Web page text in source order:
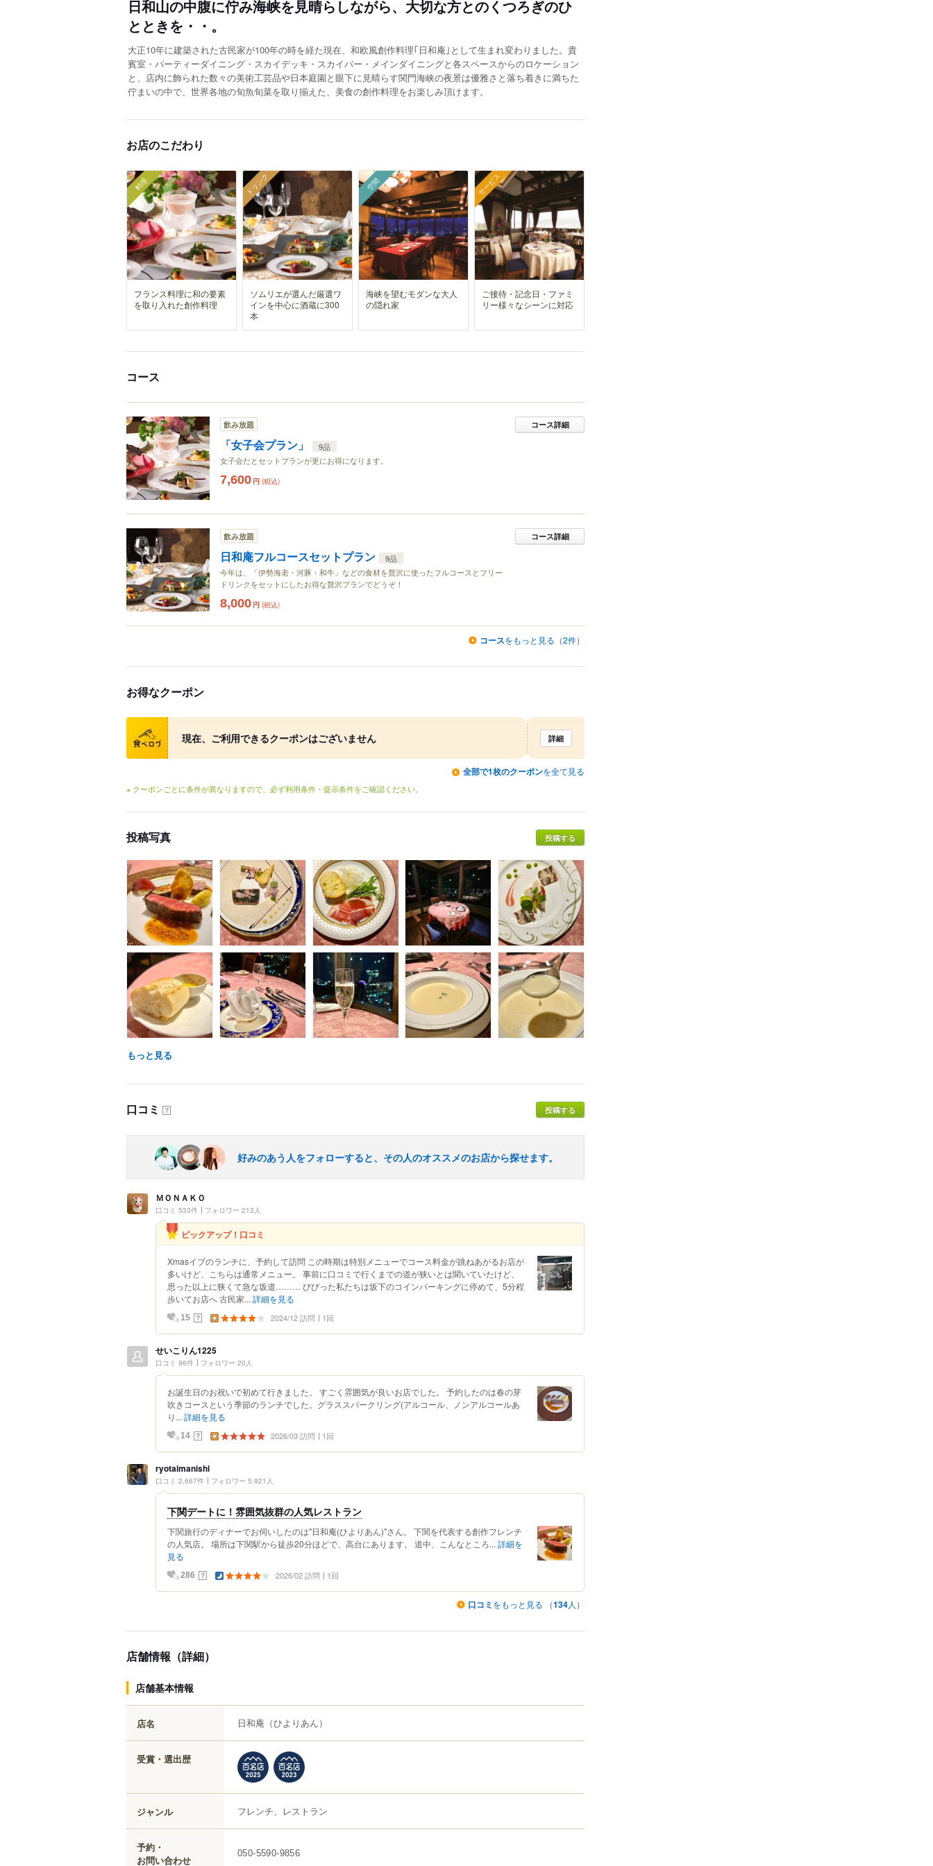
日和山の中腹に佇み海峡を見晴らしながら、大切な方とのくつろぎのひ
とときを・・。
大正10年に建築された古民家が100年の時を経た現在、和欧風創作料理｢日和庵｣として生まれ変わりました。貴
賓室・パーティーダイニング・スカイデッキ・スカイバー・メインダイニングと各スペースからのロケーション
と、店内に飾られた数々の美術工芸品や日本庭園と眼下に見晴らす関門海峡の夜景は優雅さと落ち着きに満ちた
佇まいの中で、世界各地の旬魚旬菜を取り揃えた、美食の創作料理をお楽しみ頂けます。
お店のこだわり
料理
フランス料理に和の要素
を取り入れた創作料理
ドリンク
ソムリエが選んだ厳選ワ
インを中心に酒蔵に300
本
空間
海峡を望むモダンな大人
の隠れ家
サービス
ご接待・記念日・ファミ
リー様々なシーンに対応
コース
飲み放題
「女子会プラン」
9品
女子会だとセットプランが更にお得になります。
コース詳細
7,600 円 (税込)
飲み放題
日和庵フルコースセットプラン
9品
今年は、「伊勢海老・河豚・和牛」などの食材を贅沢に使ったフルコースとフリー
ドリンクをセットにしたお得な贅沢プランでどうぞ！
コース詳細
8,000 円 (税込)
コースをもっと見る（2件）
お得なクーポン
クーポン
現在、ご利用できるクーポンはございません 詳細
全部で1枚のクーポンを全て見る
※ クーポンごとに条件が異なりますので、必ず利用条件・提示条件をご確認ください。
投稿写真 投稿する
もっと見る
口コミ ？ 投稿する
好みのあう人をフォローすると、その人のオススメのお店から探せます。
ＭＯＮＡＫＯ
口コミ 533件 フォロワー 213人
ピックアップ！口コミ
Xmasイブのランチに、予約して訪問 この時期は特別メニューでコース料金が跳ねあがるお店が
多いけど、こちらは通常メニュー。 事前に口コミで行くまでの道が狭いとは聞いていたけど、
思った以上に狭くて急な坂道……… びびった私たちは坂下のコインパーキングに停めて、5分程
歩いてお店へ 古民家... 詳細を見る
15 ？ 2024/12 訪問 1回
せいこりん1225
口コミ 96件 フォロワー 20人
お誕生日のお祝いで初めて行きました。 すごく雰囲気が良いお店でした。 予約したのは春の芽
吹きコースという季節のランチでした。グラススパークリング(アルコール、ノンアルコールあ
り... 詳細を見る
14 ？ 2026/03 訪問 1回
ryotaimanishi
口コミ 2,667件 フォロワー 5,921人
下関デートに！雰囲気抜群の人気レストラン
下関旅行のディナーでお伺いしたのは"日和庵(ひよりあん)"さん。 下関を代表する創作フレンチ
の人気店。 場所は下関駅から徒歩20分ほどで、高台にあります。 道中、こんなところ... 詳細を
見る
286 ？ 2026/02 訪問 1回
口コミ をもっと見る （134人）
店舗情報（詳細）
店舗基本情報
店名 日和庵 （ひよりあん）
受賞・選出歴
ジャンル フレンチ、レストラン
予約・
お問い合わせ
050-5590-9856